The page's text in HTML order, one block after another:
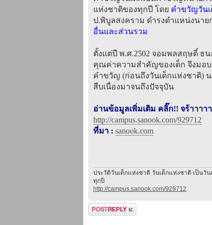
แห่งชาติของทุกปี โดย คำขวัญวันเ
ป.พิบูลสงคราม ดำรงตำแหน่งนาย
อื่นและส่วนรวม
ตั้งแต่ปี พ.ศ.2502 จอมพลสฤษดิ์ ธ
คุณค่าความสำคัญของเด็ก จึงมอบ
คำขวัญ (ก่อนถึงวันเด็กแห่งชาติ)
สืบเนื่องมาจนถึงปัจจุบัน
อ่านข้อมูลเพิ่มเติม คลิ๊ก!! จร้าาาาา
http://campus.sanook.com/929712
ที่มา : sanook.com
ประวัติวันเด็กแห่งชาติ วันเด็กแห่งชาติ เป็นวั
ทุกปี
http://campus.sanook.com/929712
ตอบกระทู้